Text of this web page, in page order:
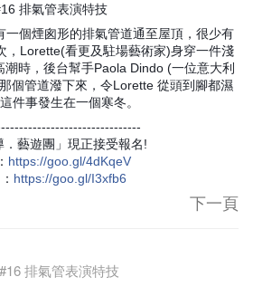
排氣管表演特技
一個煙囪形的排氣管道通至屋頂，很少有
，Lorette(看更及駐場藝術家)身穿一件淺
時，後台幫手Paola Dindo (一位意大利
個管道潑下來，令Lorette 從頭到腳都濕
件事發生在一個寒冬。
．藝遊團」現正接受報名!
： https://goo.gl/4dKqeV
： https://goo.gl/I3xfb6
下一頁
酉年新春大吉！🍊
排氣管表演特技